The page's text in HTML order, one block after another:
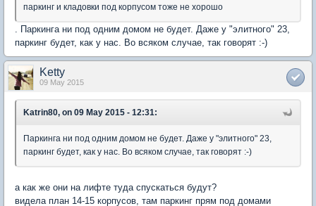
паркинг и кладовки под корпусом тоже не хорошо
. Паркинга ни под одним домом не будет. Даже у "элитного" 23,
паркинг будет, как у нас. Во всяком случае, так говорят :-)
Ketty
09 May 2015
Katrin80, on 09 May 2015 - 12:31:
Паркинга ни под одним домом не будет. Даже у "элитного" 23,
паркинг будет, как у нас. Во всяком случае, так говорят :-)
а как же они на лифте туда спускаться будут?
видела план 14-15 корпусов, там паркинг прям под домами